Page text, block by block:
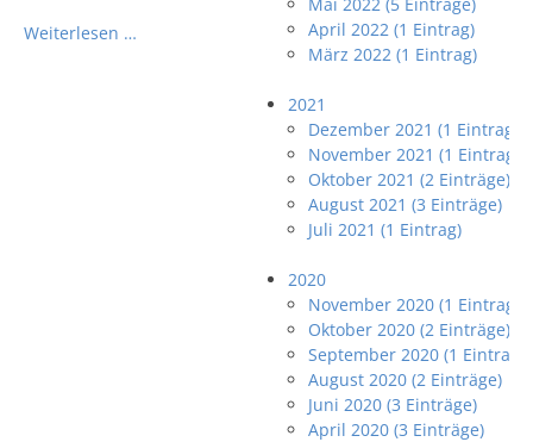
Weiterlesen …
April 2022 (1 Eintrag)
März 2022 (1 Eintrag)
2021
Dezember 2021 (1 Eintrag)
November 2021 (1 Eintrag)
Oktober 2021 (2 Einträge)
August 2021 (3 Einträge)
Juli 2021 (1 Eintrag)
2020
November 2020 (1 Eintrag)
Oktober 2020 (2 Einträge)
September 2020 (1 Eintrag)
August 2020 (2 Einträge)
Juni 2020 (3 Einträge)
April 2020 (3 Einträge)